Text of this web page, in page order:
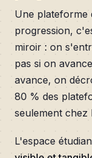
Une plateforme
progression,
miroir : on
pas si on
avance, on
80 % des
seulement chez
L'espace